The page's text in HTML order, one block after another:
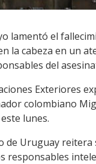
lamentó el
la cabeza en un
del
Exteriores
colombiano
lunes.
de Uruguay
responsables